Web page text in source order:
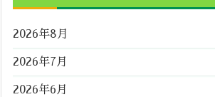
2026年8月
2026年7月
2026年6月